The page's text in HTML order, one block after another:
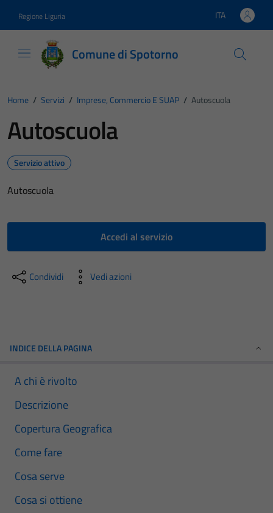
Regione Liguria Lingua attiva:
ITA
Comune di Spotorno
Home / Servizi / Imprese, Commercio E SUAP / Autoscuola
Autoscuola
Servizio attivo
Autoscuola
Accedi al servizio
Condividi Vedi azioni
INDICE DELLA PAGINA
A chi è rivolto
Descrizione
Copertura Geografica
Come fare
Cosa serve
Cosa si ottiene